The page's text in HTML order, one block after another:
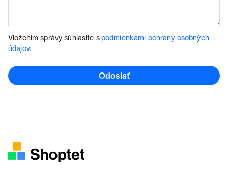
Vložením správy súhlasíte spodmienkami ochrany osobných
údajov.
Odoslať